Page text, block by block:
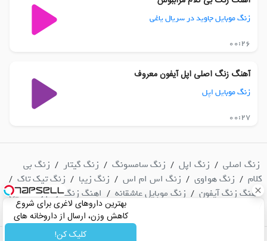
بهترین داروهای لاغری برای شروع
کاهش وزن، ارسال از داروخانه های
نزدیکت!
کلیک کن!
زنگ موبایل جاوید در سریال یاغی
00:26
آهنگ زنگ اصلی اپل آیفون معروف
زنگ موبایل اپل
00:27
زنگ اصلی / زنگ اپل / زنگ سامسونگ / زنگ گیتار / زنگ بی
کلام / زنگ هواوی / زنگ اس ام اس / زنگ زیبا / زنگ تیک تاک /
آهنگ زنگ آیفون / زنگ موبایل عاشقانه / اهنگ زنگ ارام و دلنشین